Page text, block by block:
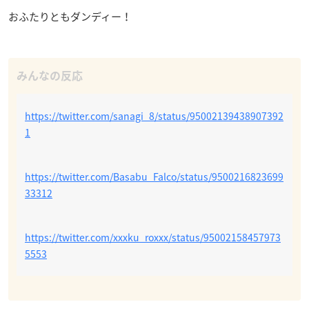
おふたりともダンディー！
https://twitter.com/sanagi_8/status/95002139438907392
1
https://twitter.com/Basabu_Falco/status/9500216823699
33312
https://twitter.com/xxxku_roxxx/status/95002158457973
5553